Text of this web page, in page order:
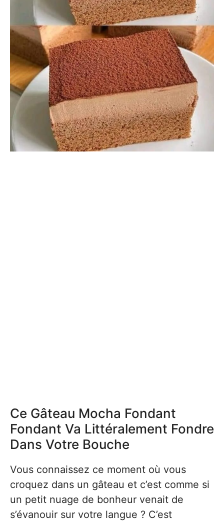
Ce Gâteau Mocha Fondant
Fondant Va Littéralement Fondre
Dans Votre Bouche
Vous connaissez ce moment où vous
croquez dans un gâteau et c’est comme si
un petit nuage de bonheur venait de
s’évanouir sur votre langue ? C’est